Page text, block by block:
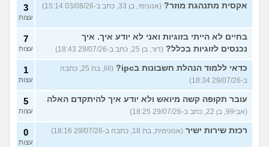
אקסית מתנהגת מוזר? (אנונימי, בן 33, כתב ב-03/08/26 15:14) 3
עצות
בחיים לא הייתי בזוגיות ואני לא יודע איך. איך
נכנסים לזוגיות בכלל? (דור, בן 25, כתב ב-29/07/26 18:43)
7
עצות
כדאי ללמוד הנהלת חשבונות בipc?
(lili, בת 25, כתבה
ב-29/07/26 18:34)
1
עצות
עובר תקופה קשה מיואש ולא יודע איך להיתקדם האלה
(אבי99, בן 22, כתב ב-29/07/26 18:25)
5
עצות
רכזת שירות ישיר (אנונימית, בת 18, כתבה ב-29/07/26 18:16) 0
עצות